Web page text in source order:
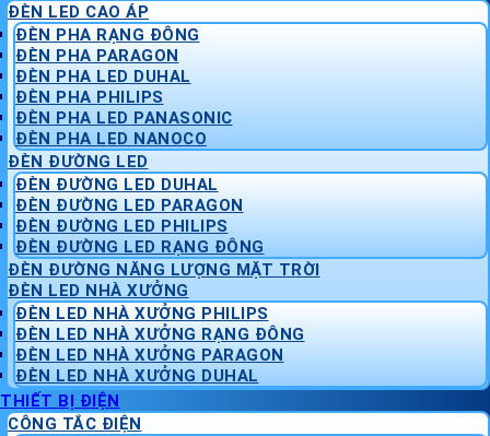
ĐÈN LED CAO ÁP
ĐÈN PHA RẠNG ĐÔNG
ĐÈN PHA PARAGON
ĐÈN PHA LED DUHAL
ĐÈN PHA PHILIPS
ĐÈN PHA LED PANASONIC
ĐÈN PHA LED NANOCO
ĐÈN ĐƯỜNG LED
ĐÈN ĐƯỜNG LED DUHAL
ĐÈN ĐƯỜNG LED PARAGON
ĐÈN ĐƯỜNG LED PHILIPS
ĐÈN ĐƯỜNG LED RẠNG ĐÔNG
ĐÈN ĐƯỜNG NĂNG LƯỢNG MẶT TRỜI
ĐÈN LED NHÀ XƯỞNG
ĐÈN LED NHÀ XƯỞNG PHILIPS
ĐÈN LED NHÀ XƯỞNG RẠNG ĐÔNG
ĐÈN LED NHÀ XƯỞNG PARAGON
ĐÈN LED NHÀ XƯỞNG DUHAL
THIẾT BỊ ĐIỆN
CÔNG TẮC ĐIỆN